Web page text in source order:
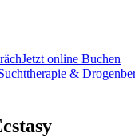
Jetzt online Buchen